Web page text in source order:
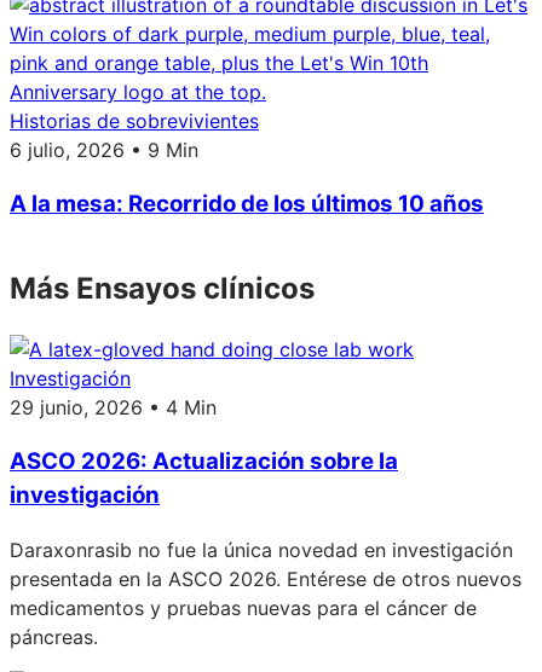
Historias de sobrevivientes
6 julio, 2026 • 9 Min
A la mesa: Recorrido de los últimos 10 años
Más Ensayos clínicos
Investigación
29 junio, 2026 • 4 Min
ASCO 2026: Actualización sobre la
investigación
Daraxonrasib no fue la única novedad en investigación
presentada en la ASCO 2026. Entérese de otros nuevos
medicamentos y pruebas nuevas para el cáncer de
páncreas.